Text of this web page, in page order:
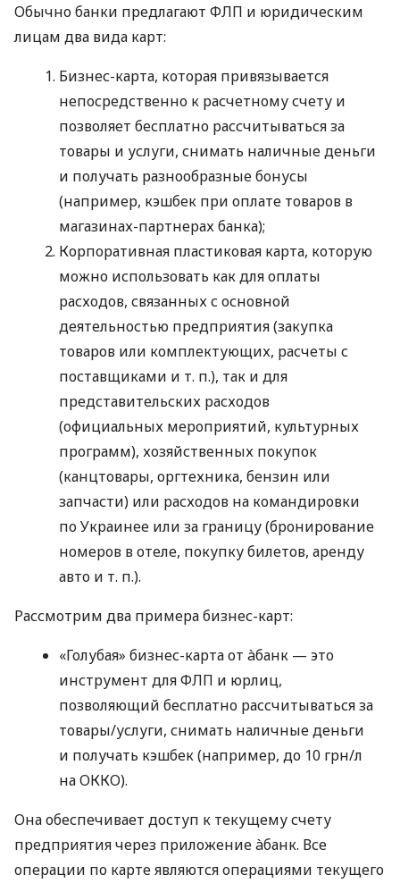
Обычно банки предлагают ФЛП и юридическим
лицам два вида карт:
Бизнес-карта, которая привязывается
непосредственно к расчетному счету и
позволяет бесплатно рассчитываться за
товары и услуги, снимать наличные деньги
и получать разнообразные бонусы
(например, кэшбек при оплате товаров в
магазинах-партнерах банка);
Корпоративная пластиковая карта, которую
можно использовать как для оплаты
расходов, связанных с основной
деятельностью предприятия (закупка
товаров или комплектующих, расчеты с
поставщиками и т. п.), так и для
представительских расходов
(официальных мероприятий, культурных
программ), хозяйственных покупок
(канцтовары, оргтехника, бензин или
запчасти) или расходов на командировки
по Украинее или за границу (бронирование
номеров в отеле, покупку билетов, аренду
авто и т. п.).
Рассмотрим два примера бизнес-карт:
«Голубая» бизнес-карта от àбанк — это
инструмент для ФЛП и юрлиц,
позволяющий бесплатно рассчитываться за
товары/услуги, снимать наличные деньги
и получать кэшбек (например, до 10 грн/л
на ОККО).
Она обеспечивает доступ к текущему счету
предприятия через приложение àбанк. Все
операции по карте являются операциями текущего